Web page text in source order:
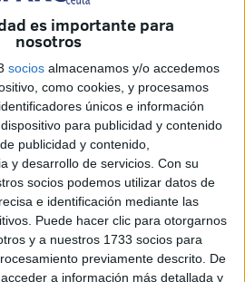
es importante para
nosotros
socios almacenamos y/o accedemos
como cookies, y procesamos
únicos e información
para publicidad y contenido
publicidad y contenido,
y desarrollo de servicios. Con su
socios podemos utilizar datos de
e identificación mediante las
Puede hacer clic para otorgarnos
y a nuestros 1733 socios para
previamente descrito. De
a información más detallada y
Medicina Familiar y
desarrollando sutrayectoria
centros sanitarios del Instituto
(Ingesa) de Ceuta tras
formación especializada.
Vargas, Meriem Maghraoui
han decididopermanecer
sanitario público en Ceutay
a los profesionales deAtención